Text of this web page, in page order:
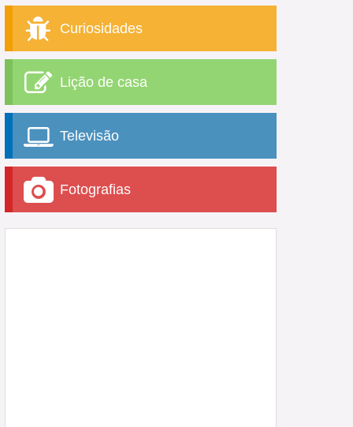
Curiosidades
Lição de casa
Televisão
Fotografias